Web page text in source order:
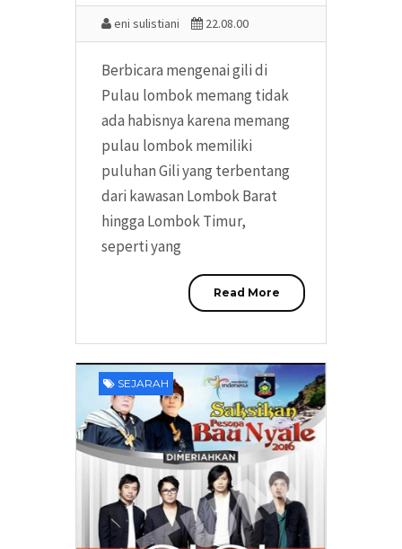
eni sulistiani 22.08.00
Berbicara mengenai gili di
Pulau lombok memang tidak
ada habisnya karena memang
pulau lombok memiliki
puluhan Gili yang terbentang
dari kawasan Lombok Barat
hingga Lombok Timur,
seperti yang
Read More
SEJARAH